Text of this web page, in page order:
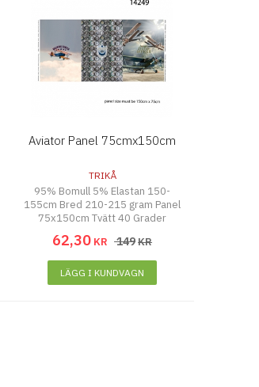
Aviator Panel 75cmx150cm
TRIKÅ
95% Bomull 5% Elastan 150-
155cm Bred 210-215 gram Panel
75x150cm Tvätt 40 Grader
62,30 KR 149KR
LÄGG I KUNDVAGN